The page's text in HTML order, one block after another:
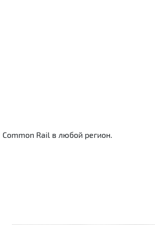
Rail в любой регион.